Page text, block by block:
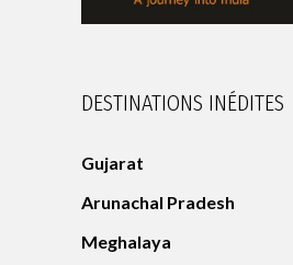
DESTINATIONS INÉDITES
Gujarat
Arunachal Pradesh
Meghalaya